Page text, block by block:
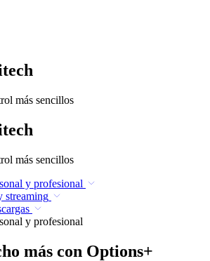
más sencillos
más sencillos
y profesional
streaming
y profesional
más con Options+